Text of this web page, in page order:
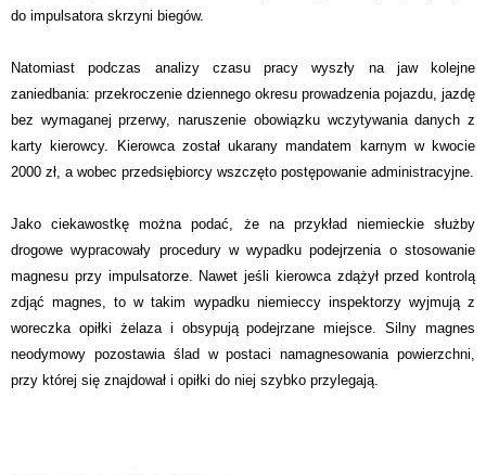
do impulsatora skrzyni biegów.
Natomiast podczas analizy czasu pracy wyszły na jaw kolejne
zaniedbania: przekroczenie dziennego okresu prowadzenia pojazdu, jazdę
bez wymaganej przerwy, naruszenie obowiązku wczytywania danych z
karty kierowcy. Kierowca został ukarany mandatem karnym w kwocie
2000 zł, a wobec przedsiębiorcy wszczęto postępowanie administracyjne.
Jako ciekawostkę można podać, że na przykład niemieckie służby
drogowe wypracowały procedury w wypadku podejrzenia o stosowanie
magnesu przy impulsatorze. Nawet jeśli kierowca zdążył przed kontrolą
zdjąć magnes, to w takim wypadku niemieccy inspektorzy wyjmują z
woreczka opiłki żelaza i obsypują podejrzane miejsce. Silny magnes
neodymowy pozostawia ślad w postaci namagnesowania powierzchni,
przy której się znajdował i opiłki do niej szybko przylegają.